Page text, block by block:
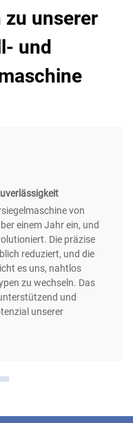
unserer
und
von
einem Jahr ein, und
Die präzise
reduziert, und die
es uns, nahtlos
zu wechseln. Das
und
unserer